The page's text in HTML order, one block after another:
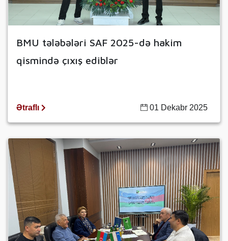
BMU tələbələri SAF 2025-də hakim
qismində çıxış ediblər
Ətraflı 01 Dekabr 2025